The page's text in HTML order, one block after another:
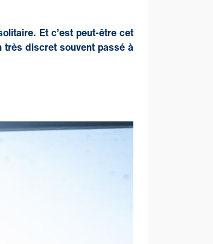
Et c’est peut-être cet
discret souvent passé à